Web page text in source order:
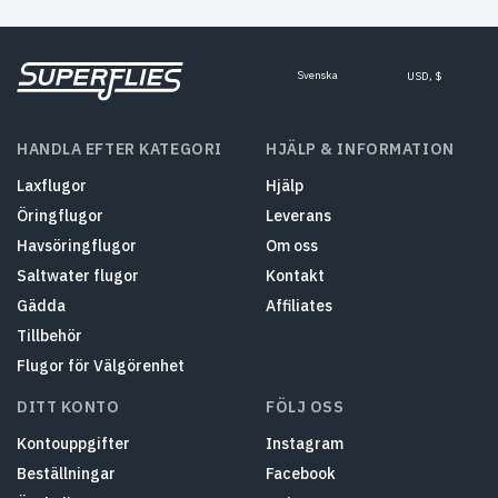
Svenska USD, $
HANDLA EFTER KATEGORI
Laxflugor
Öringflugor
Havsöringflugor
Saltwater flugor
Gädda
Tillbehör
Flugor för Välgörenhet
HJÄLP & INFORMATION
Hjälp
Leverans
Om oss
Kontakt
Affiliates
DITT KONTO
Kontouppgifter
Beställningar
FÖLJ OSS
Instagram
Facebook